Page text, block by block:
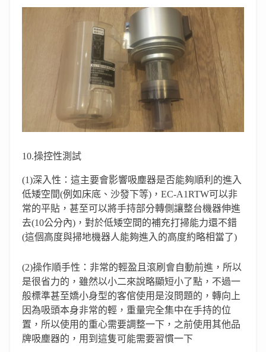
10.操控性測試
(1)深入性：這主要會影響吸塵器是否能夠順利的進入
低矮空間(例如床底、沙發下等)，EC-A1RTW可以非
常的平貼，甚至可以將手持部分轉側讓整台機器伸進
去(10公分內)，對於低矮空間的補充打掃能力還不錯
(這個高度與掃地機器人能夠進入的高度約略相當了)
(2)操作順手性：非常的輕盈且滾刷會自動前進，所以
是很省力的，雖然以小二來說略顯短小了點，不過一
般標準甚至嬌小身型的客倌使用是沒問題的，轉向上
因為吸頭本身非常的輕，重量完全集中在手持的位
置，所以使用的重心需要調整一下，之前使用其他品
牌吸塵器的，用到這隻可能需要習慣一下